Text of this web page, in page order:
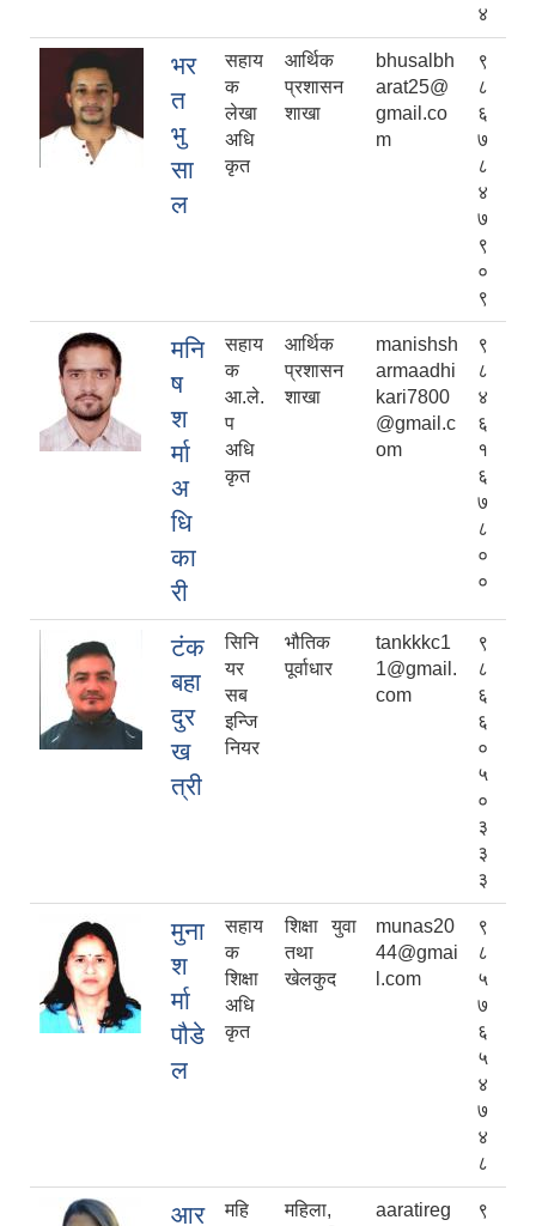
४
भर
त
भु
सा
ल
सहाय
क
लेखा
अधि
कृत
आर्थिक
प्रशासन
शाखा
bhusalbh
arat25@
gmail.co
m
९
८
६
७
८
४
७
९
०
९
मनि
ष
श
र्मा
अ
धि
का
री
सहाय
क
आ.ले.
प
अधि
कृत
आर्थिक
प्रशासन
शाखा
manishsh
armaadhi
kari7800
@gmail.c
om
९
८
४
६
१
६
७
८
०
०
टंक
बहा
दुर
ख
त्री
सिनि
यर
सब
इन्जि
नियर
भौतिक
पूर्वाधार
tankkkc1
1@gmail.
com
९
८
६
६
०
५
०
३
३
३
मुना
श
र्मा
पौडे
ल
सहाय
क
शिक्षा
अधि
कृत
शिक्षा युवा
तथा
खेलकुद
munas20
44@gmai
l.com
९
८
५
७
६
५
४
७
४
८
आर
महि
महिला,
aaratireg
९